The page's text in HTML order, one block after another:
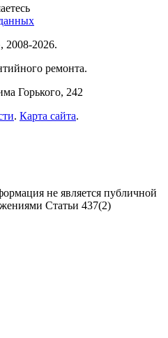
2008-2026.
ремонта.
Горького, 242
. Карта сайта.
не является публичной
Статьи 437(2)